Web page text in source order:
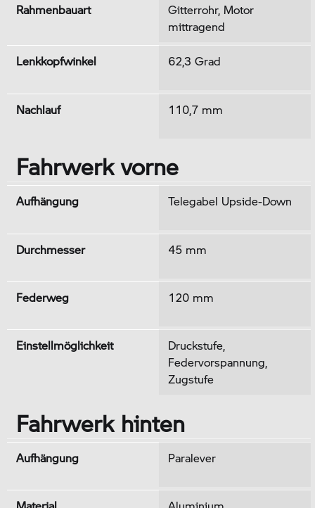
Rahmenbauart
Gitterrohr, Motor
mittragend
Lenkkopfwinkel 62,3 Grad
Nachlauf 110,7 mm
Fahrwerk vorne
Aufhängung Telegabel Upside-Down
Durchmesser 45 mm
Federweg 120 mm
Einstellmöglichkeit
Druckstufe,
Federvorspannung,
Zugstufe
Fahrwerk hinten
Aufhängung Paralever